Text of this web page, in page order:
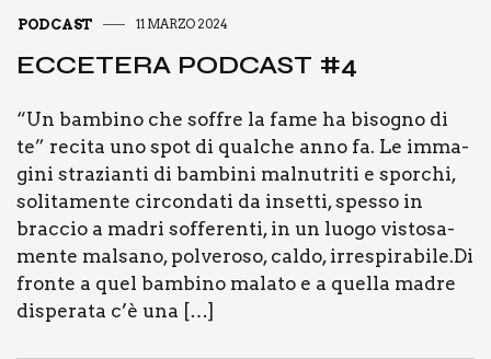
PODCAST 11 MARZO 2024
ECCE­TE­RA POD­CA­ST #4
“Un bam­bi­no che sof­fre la fame ha biso­gno di
te” reci­ta uno spot di qual­che anno fa. Le imma­
gi­ni stra­zian­ti di bam­bi­ni mal­nu­tri­ti e spor­chi,
soli­ta­men­te cir­con­da­ti da inset­ti, spes­so in
brac­cio a madri sof­fe­ren­ti, in un luo­go visto­sa­
men­te mal­sa­no, pol­ve­ro­so, cal­do, irrespirabile.Di
fron­te a quel bam­bi­no mala­to e a quel­la madre
dispe­ra­ta c’è una […]